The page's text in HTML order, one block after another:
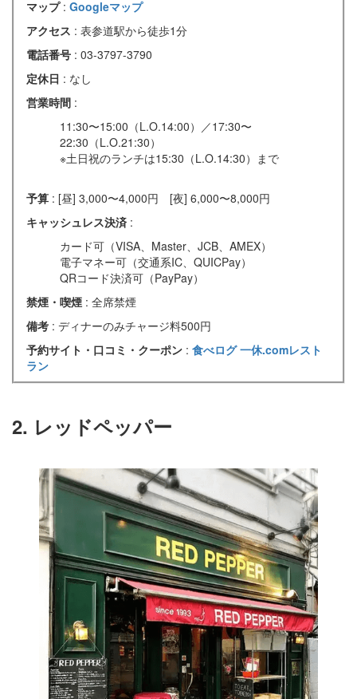
マップ : Googleマップ
アクセス : 表参道駅から徒歩1分
電話番号 : 03-3797-3790
定休日 : なし
営業時間 :
11:30〜15:00（L.O.14:00）／17:30〜
22:30（L.O.21:30）
※土日祝のランチは15:30（L.O.14:30）まで
予算 : [昼] 3,000〜4,000円 [夜] 6,000〜8,000円
キャッシュレス決済 :
カード可（VISA、Master、JCB、AMEX）
電子マネー可（交通系IC、QUICPay）
QRコード決済可（PayPay）
禁煙・喫煙 : 全席禁煙
備考 : ディナーのみチャージ料500円
予約サイト・口コミ・クーポン : 食べログ一休.comレスト
ラン
2. レッドペッパー